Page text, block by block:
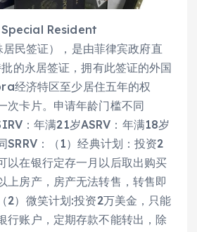
Special Resident
民签证），是由菲律宾政府直
的永居签证，拥有此签证的外国
经济特区至少居住五年的权
次卡片。申请年龄门槛不同
：年满21岁ASRV：年满18岁
SRRV：（1）经典计划：投资2
以在银行定存一月以后取出购买
上房产，房产无法转售，转售即
2）微笑计划:投资2万美金，只能
行账户，定期存款不能转出，除